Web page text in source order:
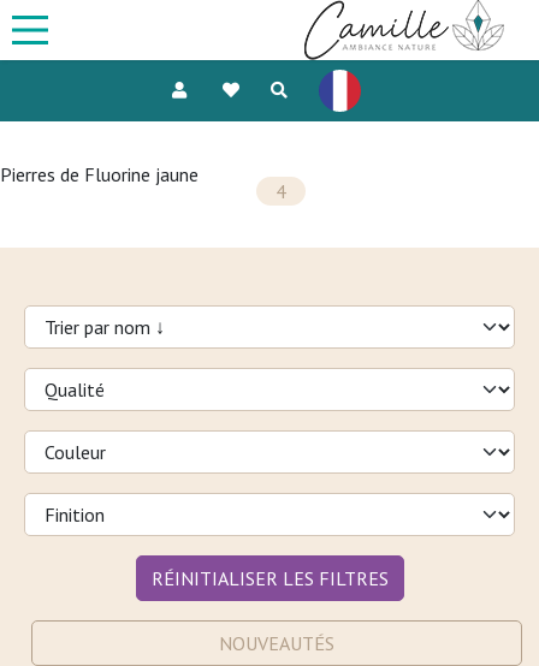
Pierres de Fluorine jaune
4
RÉINITIALISER LES FILTRES
NOUVEAUTÉS